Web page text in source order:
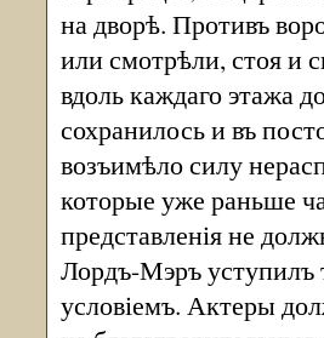
на дворѣ. Противъ
или смотрѣли, стоя и
вдоль каждаго этажа
сохранилось и въ
возъимѣло силу
которые уже раньше
представленія не
Лордъ-Мэръ уступилъ
условіемъ. Актеры